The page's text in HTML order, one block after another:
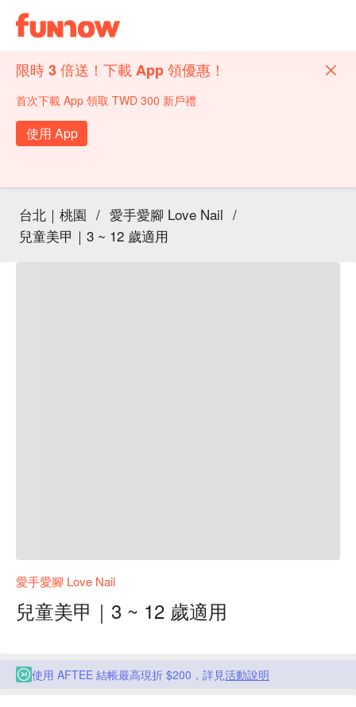
限時 3 倍送！下載 App 領優惠！
首次下載 App 領取 TWD 300 新戶禮
使用 App
台北｜桃園 / 愛手愛腳 Love Nail /
兒童美甲｜3 ~ 12 歲適用
愛手愛腳 Love Nail
兒童美甲｜3 ~ 12 歲適用
使用 AFTEE 結帳最高現折 $200，詳見活動說明